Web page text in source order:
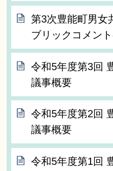
第3次豊能町男女
ブリックコメン
令和5年度第3回
議事概要
令和5年度第2回
議事概要
令和5年度第1回